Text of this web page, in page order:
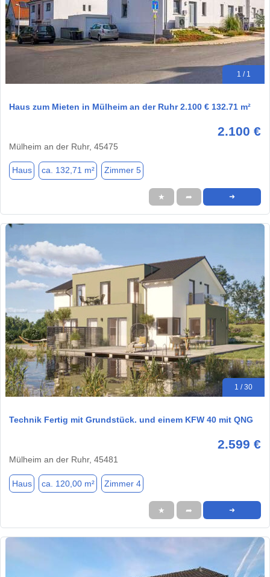
1 / 1
Haus zum Mieten in Mülheim an der Ruhr 2.100 € 132.71 m²
2.100 €
Mülheim an der Ruhr, 45475
Haus ca. 132,71 m² Zimmer 5
★ ➦ ➜
1 / 30
Technik Fertig mit Grundstück. und einem KFW 40 mit QNG
2.599 €
Mülheim an der Ruhr, 45481
Haus ca. 120,00 m² Zimmer 4
★ ➦ ➜